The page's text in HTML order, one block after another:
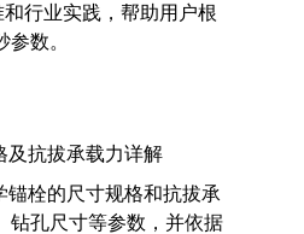
和行业实践，帮助用户根
数。
及抗拔承载力详解
锚栓的尺寸规格和抗拔承
钻孔尺寸等参数，并依据